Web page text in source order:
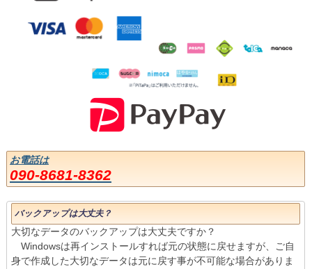
お電話は
090-8681-8362
バックアップは大丈夫？
大切なデータのバックアップは大丈夫ですか？
Windowsは再インストールすれば元の状態に戻せますが、ご自
身で作成した大切なデータは元に戻す事が不可能な場合がありま